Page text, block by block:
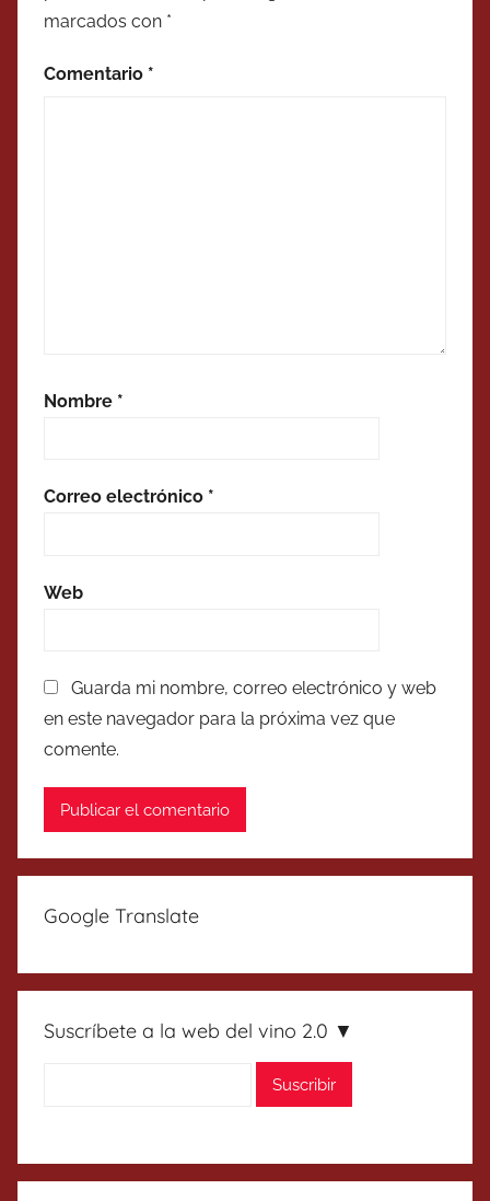
marcados con *
Comentario *
Nombre *
Correo electrónico *
Web
Guarda mi nombre, correo electrónico y web
en este navegador para la próxima vez que
comente.
Google Translate
Suscríbete a la web del vino 2.0 ▼